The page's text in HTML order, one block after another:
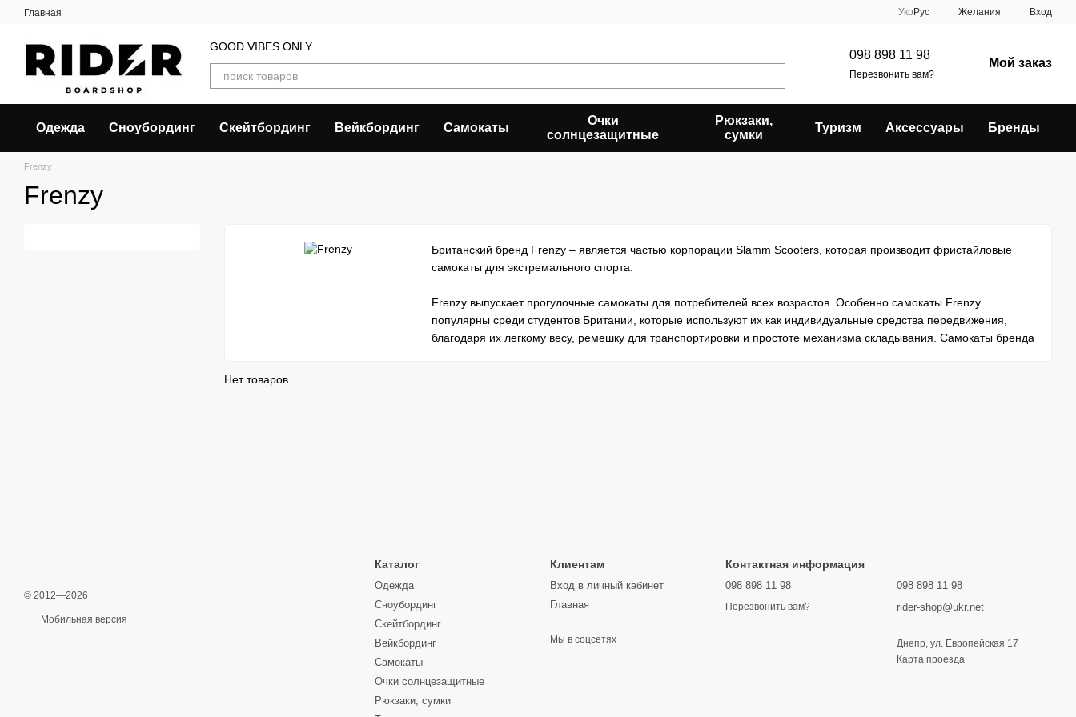
Перейти к основному контенту
Главная Укр Рус Желания Вход
GOOD VIBES ONLY
098 898 11 98
Перезвонить вам?
Мой заказ
Одежда Сноубординг Скейтбординг Вейкбординг Самокаты
Очки
солнцезащитные
Рюкзаки,
сумки
Туризм Аксессуары Бренды
Frenzy
Frenzy
Британский бренд Frenzy – является частью корпорации Slamm Scooters, которая производит фристайловые
самокаты для экстремального спорта.
Frenzy выпускает прогулочные самокаты для потребителей всех возрастов. Особенно самокаты Frenzy
популярны среди студентов Британии, которые используют их как индивидуальные средства передвижения,
благодаря их легкому весу, ремешку для транспортировки и простоте механизма складывания. Самокаты бренда
Нет товаров
© 2012—2026
Мобильная версия
Каталог
Одежда
Сноубординг
Скейтбординг
Вейкбординг
Самокаты
Очки солнцезащитные
Рюкзаки, сумки
Клиентам
Вход в личный кабинет
Главная
Мы в соцсетях
Контактная информация
098 898 11 98
Перезвонить вам?
098 898 11 98
rider-shop@ukr.net
Днепр, ул. Европейская 17
Карта проезда